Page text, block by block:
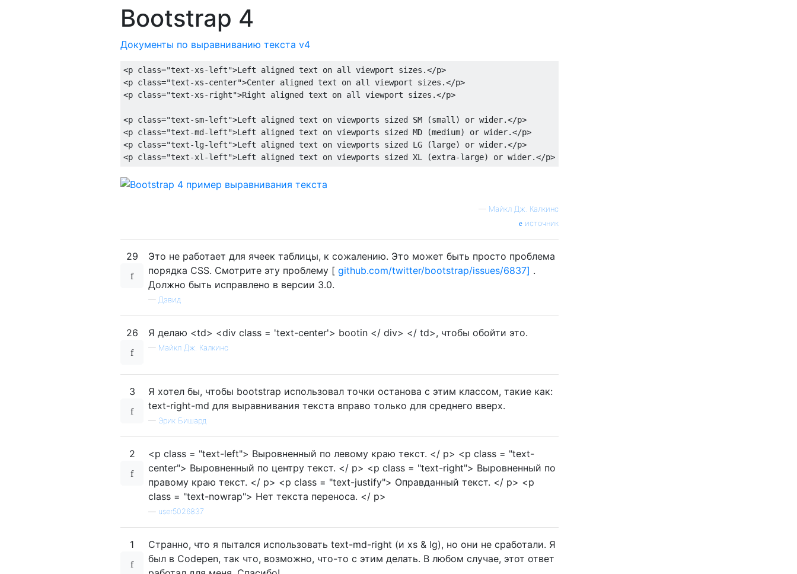
Bootstrap 4
Документы по выравниванию текста v4
<p class="text-xs-left">Left aligned text on all viewport sizes.</p>
<p class="text-xs-center">Center aligned text on all viewport sizes.</p>
<p class="text-xs-right">Right aligned text on all viewport sizes.</p>
<p class="text-sm-left">Left aligned text on viewports sized SM (small) or wider.</p>
<p class="text-md-left">Left aligned text on viewports sized MD (medium) or wider.</p>
<p class="text-lg-left">Left aligned text on viewports sized LG (large) or wider.</p>
<p class="text-xl-left">Left aligned text on viewports sized XL (extra-large) or wider.</p>
— Майкл Дж. Калкинс
источник
29
Это не работает для ячеек таблицы, к сожалению. Это может быть просто проблема
порядка CSS. Смотрите эту проблему [ github.com/twitter/bootstrap/issues/6837] .
Должно быть исправлено в версии 3.0.
— Дэвид
26 Я делаю <td> <div class = 'text-center'> bootin </ div> </ td>, чтобы обойти это.
— Майкл Дж. Калкинс
3
Я хотел бы, чтобы bootstrap использовал точки останова с этим классом, такие как:
text-right-md для выравнивания текста вправо только для среднего вверх.
— Эрик Бишард
2
<p class = "text-left"> Выровненный по левому краю текст. </ p> <p class = "text-
center"> Выровненный по центру текст. </ p> <p class = "text-right"> Выровненный по
правому краю текст. </ p> <p class = "text-justify"> Оправданный текст. </ p> <p
class = "text-nowrap"> Нет текста переноса. </ p>
user5026837
1
Странно, что я пытался использовать text-md-right (и xs & lg), но они не сработали. Я
был в Codepen, так что, возможно, что-то с этим делать. В любом случае, этот ответ